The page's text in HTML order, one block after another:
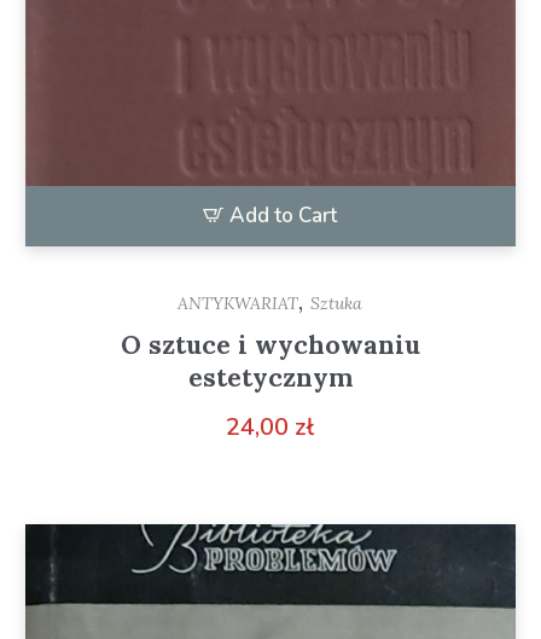
Add to Cart
ANTYKWARIAT,Sztuka
O sztuce i wychowaniu
estetycznym
24,00 zł